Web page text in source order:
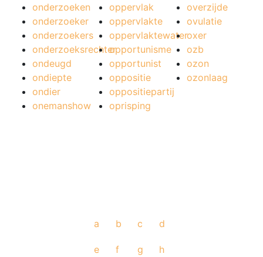
onderzoeken
onderzoeker
onderzoekers
onderzoeksrechter
ondeugd
ondiepte
ondier
onemanshow
oppervlak
oppervlakte
oppervlaktewater
opportunisme
opportunist
oppositie
oppositiepartij
oprisping
overzijde
ovulatie
oxer
ozb
ozon
ozonlaag
a b c d
e f g h